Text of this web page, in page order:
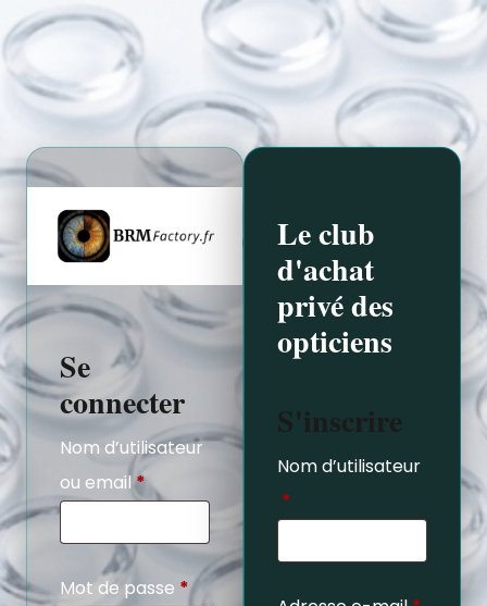
Se
connecter
Nom d’utilisateur
ou email*
Mot de passe *
Le club
d'achat
privé des
opticiens
S'inscrire
Nom d’utilisateur
*